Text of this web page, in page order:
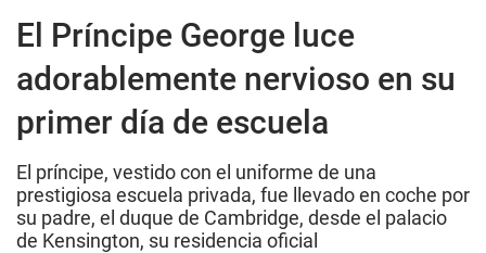
El Príncipe George luce
adorablemente nervioso en su
primer día de escuela
El príncipe, vestido con el uniforme de una
prestigiosa escuela privada, fue llevado en coche por
su padre, el duque de Cambridge, desde el palacio
de Kensington, su residencia oficial